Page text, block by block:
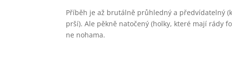
Příběh je až brutálně průhledný a předvídatelný
prší). Ale pěkně natočený (holky, které mají rády
ne nohama.